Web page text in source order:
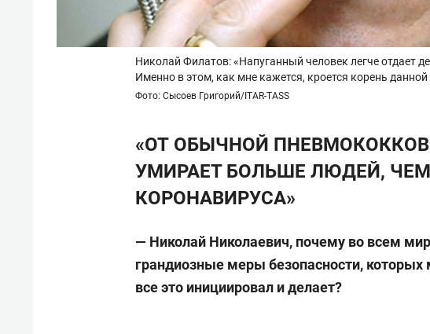
Николай Филатов: «Напуганный человек легче отдает
Именно в этом, как мне кажется, кроется корень
Фото: Сысоев Григорий/ITAR-TASS
«ОТ ОБЫЧНОЙ
УМИРАЕТ БОЛЬШЕ ЛЮДЕЙ,
КОРОНАВИРУСА»
— Николай Николаевич, почему во всем
грандиозные меры безопасности,
все это инициировал и делает?